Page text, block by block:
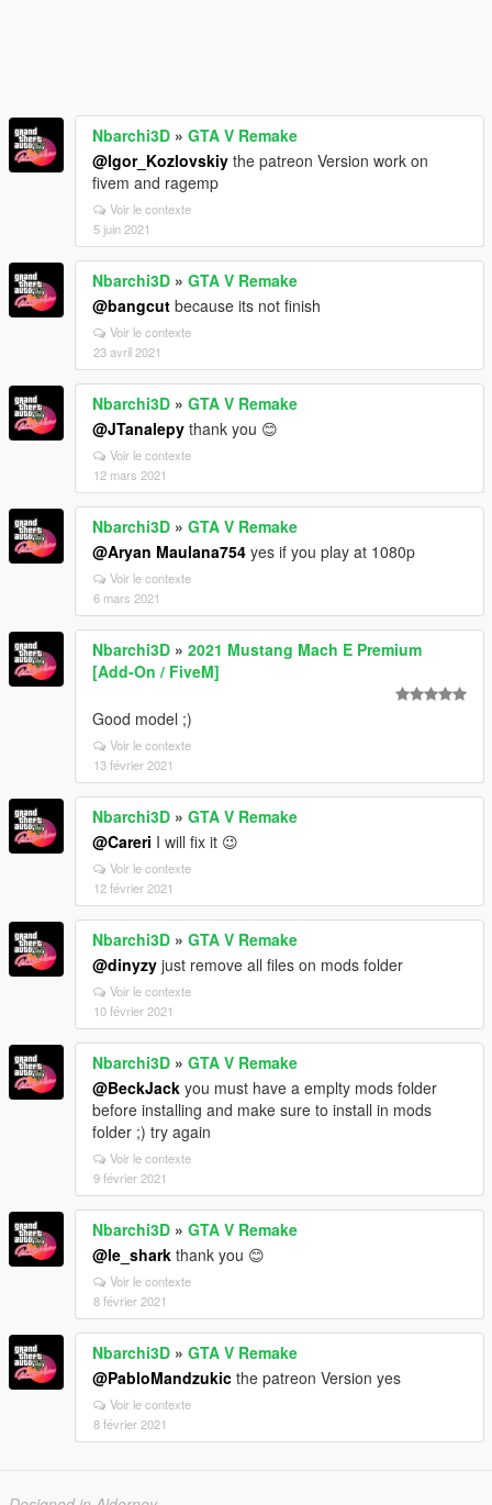
Nbarchi3D » GTA V Remake
@Igor_Kozlovskiy the patreon Version work on
fivem and ragemp
Voir le contexte
5 juin 2021
Nbarchi3D » GTA V Remake
@bangcut because its not finish
Voir le contexte
23 avril 2021
Nbarchi3D » GTA V Remake
@JTanalepy thank you 😊
Voir le contexte
12 mars 2021
Nbarchi3D » GTA V Remake
@Aryan Maulana754 yes if you play at 1080p
Voir le contexte
6 mars 2021
Nbarchi3D » 2021 Mustang Mach E Premium
[Add-On / FiveM]
Good model ;)
Voir le contexte
13 février 2021
Nbarchi3D » GTA V Remake
@Careri I will fix it 😉
Voir le contexte
12 février 2021
Nbarchi3D » GTA V Remake
@dinyzy just remove all files on mods folder
Voir le contexte
10 février 2021
Nbarchi3D » GTA V Remake
@BeckJack you must have a emplty mods folder
before installing and make sure to install in mods
folder ;) try again
Voir le contexte
9 février 2021
Nbarchi3D » GTA V Remake
@le_shark thank you 😊
Voir le contexte
8 février 2021
Nbarchi3D » GTA V Remake
@PabloMandzukic the patreon Version yes
Voir le contexte
8 février 2021